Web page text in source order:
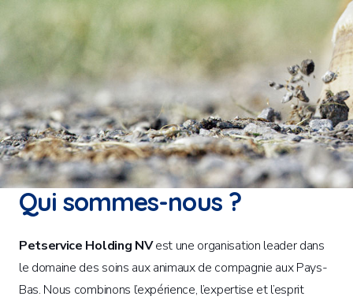
Qui sommes-nous ?
Petservice Holding NVest une organisation leader dans
le domaine des soins aux animaux de compagnie aux Pays-
Bas. Nous combinons l’expérience, l’expertise et l’esprit